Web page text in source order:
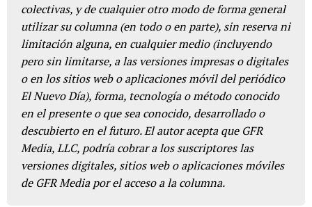
colectivas, y de cualquier otro modo de forma general
utilizar su columna (en todo o en parte), sin reserva ni
limitación alguna, en cualquier medio (incluyendo
pero sin limitarse, a las versiones impresas o digitales
o en los sitios web o aplicaciones móvil del periódico
El Nuevo Día), forma, tecnología o método conocido
en el presente o que sea conocido, desarrollado o
descubierto en el futuro. El autor acepta que GFR
Media, LLC, podría cobrar a los suscriptores las
versiones digitales, sitios web o aplicaciones móviles
de GFR Media por el acceso a la columna.